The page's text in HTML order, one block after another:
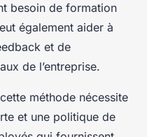
besoin de formation
également aider à
et de
de l’entreprise.
méthode nécessite
et une politique de